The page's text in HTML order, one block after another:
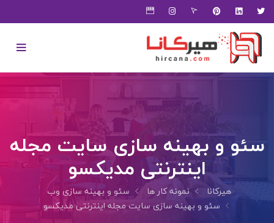
سئو و بهینه سازی سایت مجله
اینترنتی مدیکسو
هیرکانا نمونه کار ها
سئو و بهینه سازی وب
سئو و بهینه سازی سایت مجله اینترنتی مدیکسو